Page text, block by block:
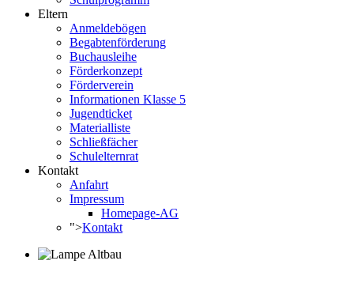
Eltern
Anmeldebögen
Begabtenförderung
Buchausleihe
Förderkonzept
Förderverein
Informationen Klasse 5
Jugendticket
Materialliste
Schließfächer
Schulelternrat
Kontakt
Anfahrt
Impressum
Homepage-AG
">Kontakt